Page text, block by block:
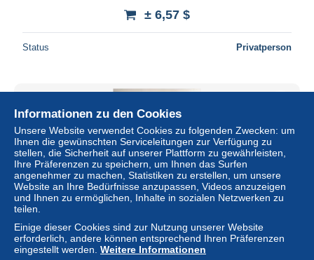
± 6,57 $
Status Privatperson
PRODUCTIONS ALGERIENNES: Cahier Centenaire
Algerie Colonie Afrique Nord Africa c1930
Informationen zu den Cookies
Unsere Website verwendet Cookies zu folgenden Zwecken: um
Ihnen die gewünschten Serviceleitungen zur Verfügung zu
stellen, die Sicherheit auf unserer Plattform zu gewährleisten,
Ihre Präferenzen zu speichern, um Ihnen das Surfen
angenehmer zu machen, Statistiken zu erstellen, um unsere
Website an Ihre Bedürfnisse anzupassen, Videos anzuzeigen
und Ihnen zu ermöglichen, Inhalte in sozialen Netzwerken zu
teilen.
Einige dieser Cookies sind zur Nutzung unserer Website
erforderlich, andere können entsprechend Ihren Präferenzen
eingestellt werden. Weitere Informationen